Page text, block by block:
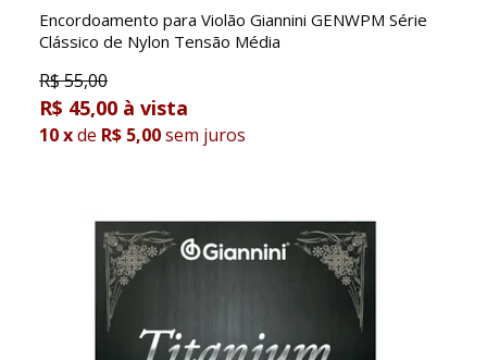
Encordoamento para Violão Giannini GENWPM Série
Clássico de Nylon Tensão Média
R$55,00
R$ 45,00
10xde R$ 5,00sem juros